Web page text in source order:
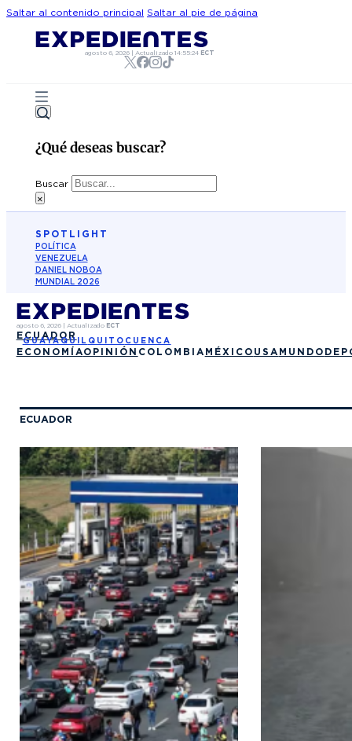
Saltar al contenido principal Saltar al pie de página
agosto 6, 2026| Actualizado 14:55:24 ECT
¿Qué deseas buscar?
Buscar
×
SPOTLIGHT
POLÍTICA
VENEZUELA
DANIEL NOBOA
MUNDIAL 2026
agosto 6, 2026| Actualizado ECT
ECUADOR
GUAYAQUIL QUITO CUENCA
ECONOMÍAOPINIÓN COLOMBIA MÉXICO USA MUNDO
ECUADOR